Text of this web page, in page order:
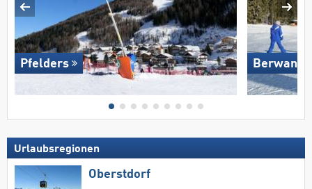
Pfelders
Urlaubsregionen
Oberstdorf